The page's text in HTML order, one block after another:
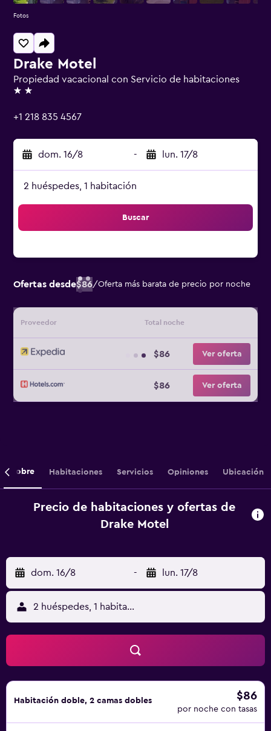
Drake Motel
Propiedad vacacional con Servicio de habitaciones
2 estrellas
+1 218 835 4567
dom. 16/8 - lun. 17/8
2 huéspedes, 1 habitación
Buscar
Ofertas desde$86/Oferta más barata de precio por noche
Proveedor Total noche
$86 Ver oferta
$86 Ver oferta
Fotos
Sobre Habitaciones Servicios Opiniones Ubicación
Precio de habitaciones y ofertas de
Drake Motel
dom. 16/8 - lun. 17/8
2 huéspedes, 1 habitación
Habitación doble, 2 camas dobles $86
por noche con tasas